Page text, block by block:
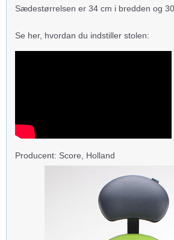
Sædestørrelsen er 34 cm i bredden og
Se her, hvordan du indstiller stolen:
Producent: Score, Holland